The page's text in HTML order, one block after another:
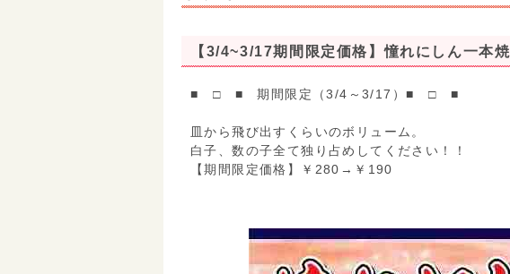
【3/4~3/17期間限定価格】憧れにしん一本焼
■ □ ■ 期間限定（3/4～3/17）■ □ ■
皿から飛び出すくらいのボリューム。
白子、数の子全て独り占めしてください！！
【期間限定価格】￥280→￥190